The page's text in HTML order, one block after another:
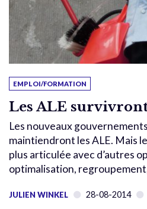
EMPLOI/FORMATION
Les ALE
Les nouveaux
maintiendront les ALE. Mais
plus articulée avec d’autres
optimalisation,
JULIEN WINKEL 28-08-2014